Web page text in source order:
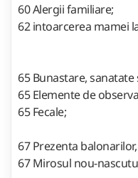
60 Alergii familiare;
62 intoarcerea mamei
65 Bunastare,
65 Elemente de
65 Fecale;
67 Prezenta
67 Mirosul nou-